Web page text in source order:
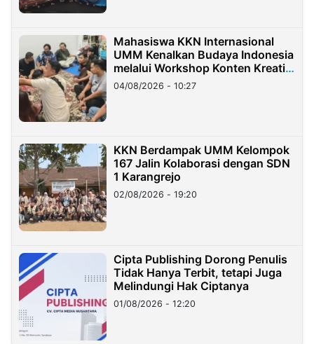
Mahasiswa KKN Internasional
UMM Kenalkan Budaya Indonesia
melalui Workshop Konten Kreatif
di Taiwan
04/08/2026 - 10:27
KKN Berdampak UMM Kelompok
167 Jalin Kolaborasi dengan SDN
1 Karangrejo
02/08/2026 - 19:20
Cipta Publishing Dorong Penulis
Tidak Hanya Terbit, tetapi Juga
Melindungi Hak Ciptanya
01/08/2026 - 12:20